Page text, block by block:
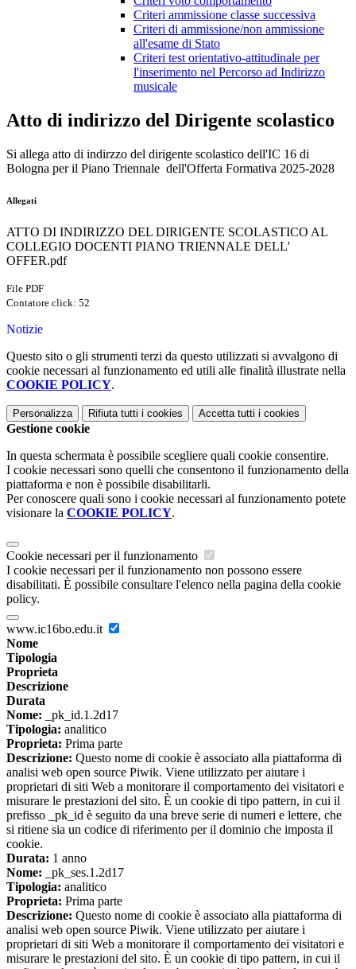
Criteri ammissione classe successiva
Criteri di ammissione/non ammissione
all'esame di Stato
Criteri test orientativo-attitudinale per
l'inserimento nel Percorso ad Indirizzo
musicale
Atto di indirizzo del Dirigente scolastico
Si allega atto di indirzzo del dirigente scolastico dell'IC 16 di
Bologna per il Piano Triennale dell'Offerta Formativa 2025-2028
Allegati
ATTO DI INDIRIZZO DEL DIRIGENTE SCOLASTICO AL
COLLEGIO DOCENTI PIANO TRIENNALE DELL'
OFFER.pdf
File PDF
Contatore click: 52
Notizie
Questo sito o gli strumenti terzi da questo utilizzati si avvalgono di
cookie necessari al funzionamento ed utili alle finalità illustrate nella
COOKIE POLICY.
Personalizza Rifiuta tutti i cookies Accetta tutti i cookies
Gestione cookie
In questa schermata è possibile scegliere quali cookie consentire.
I cookie necessari sono quelli che consentono il funzionamento della
piattaforma e non è possibile disabilitarli.
Per conoscere quali sono i cookie necessari al funzionamento potete
visionare la COOKIE POLICY.
Cookie necessari per il funzionamento
I cookie necessari per il funzionamento non possono essere
disabilitati. È possibile consultare l'elenco nella pagina della cookie
policy.
www.ic16bo.edu.it
Nome
Tipologia
Proprieta
Descrizione
Durata
Nome: _pk_id.1.2d17
Tipologia: analitico
Proprieta: Prima parte
Descrizione: Questo nome di cookie è associato alla piattaforma di
analisi web open source Piwik. Viene utilizzato per aiutare i
proprietari di siti Web a monitorare il comportamento dei visitatori e
misurare le prestazioni del sito. È un cookie di tipo pattern, in cui il
prefisso _pk_id è seguito da una breve serie di numeri e lettere, che
si ritiene sia un codice di riferimento per il dominio che imposta il
cookie.
Durata: 1 anno
Nome: _pk_ses.1.2d17
Tipologia: analitico
Proprieta: Prima parte
Descrizione: Questo nome di cookie è associato alla piattaforma di
analisi web open source Piwik. Viene utilizzato per aiutare i
proprietari di siti Web a monitorare il comportamento dei visitatori e
misurare le prestazioni del sito. È un cookie di tipo pattern, in cui il